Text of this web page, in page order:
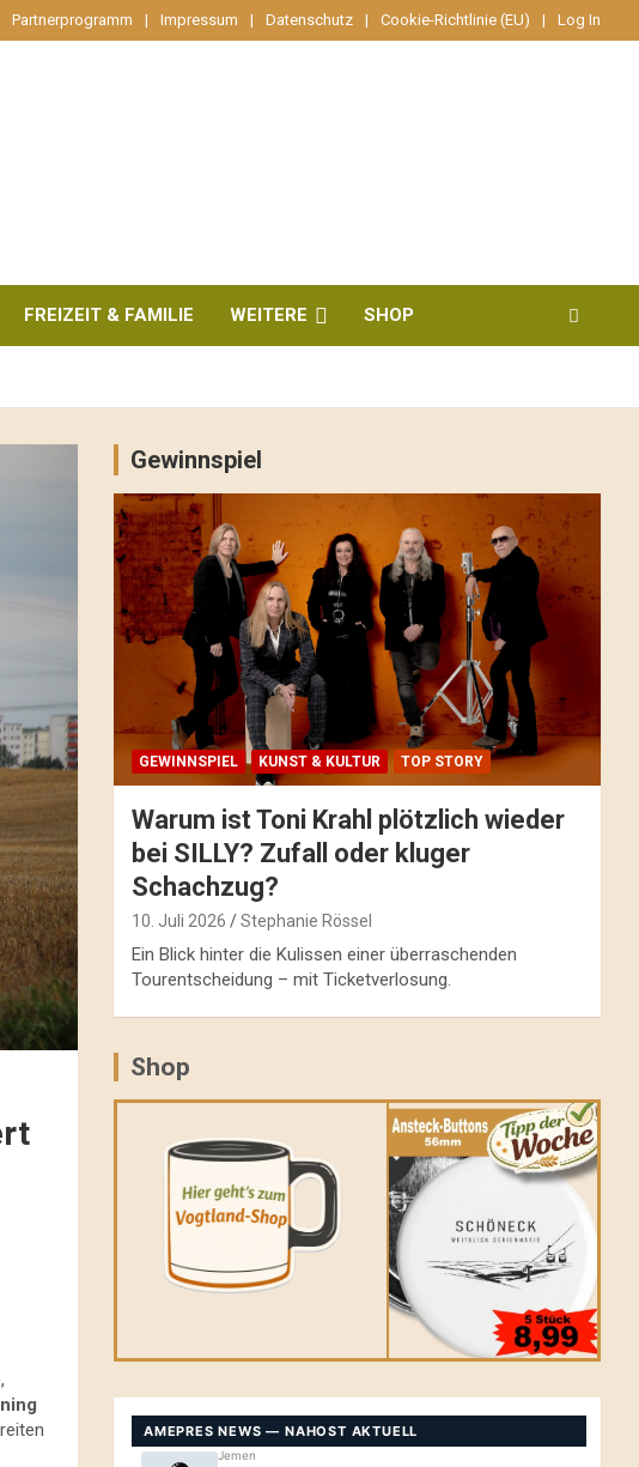
Partnerprogramm Impressum Datenschutz Cookie-Richtlinie (EU) Log In
FREIZEIT & FAMILIE WEITERE SHOP
Gewinnspiel
GEWINNSPIEL KUNST & KULTUR TOP STORY
Warum ist Toni Krahl plötzlich wieder
bei SILLY? Zufall oder kluger
Schachzug?
10. Juli 2026 Stephanie Rössel
Ein Blick hinter die Kulissen einer überraschenden
Tourentscheidung – mit Ticketverlosung.
Shop